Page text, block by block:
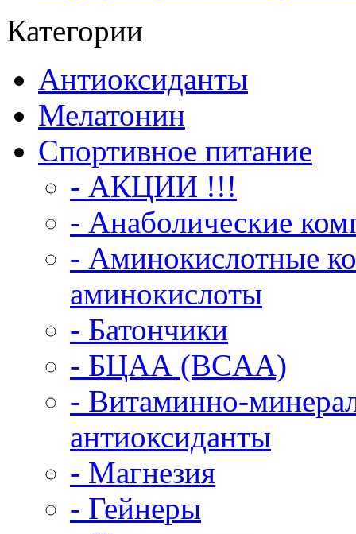
Категории
Антиоксиданты
Мелатонин
Спортивное питание
- АКЦИИ !!!
- Анаболические
- Аминокислотные
аминокислоты
- Батончики
- БЦАА (BCAA)
- Витаминно-
антиоксиданты
- Магнезия
- Гейнеры